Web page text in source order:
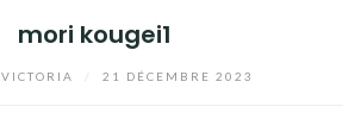
mori kougei1
VICTORIA 21 DÉCEMBRE 2023